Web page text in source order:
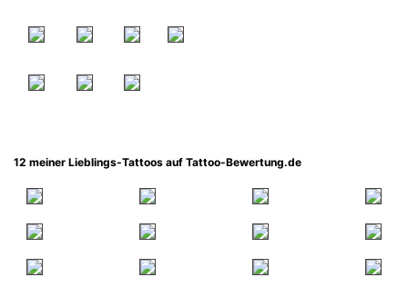
12 meiner Lieblings-Tattoos auf Tattoo-Bewertung.de